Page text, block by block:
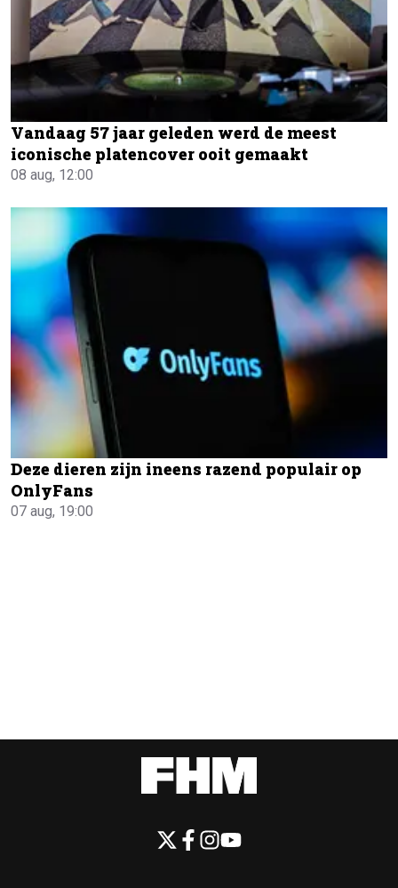
Vandaag 57 jaar geleden werd de meest
iconische platencover ooit gemaakt
08 aug, 12:00
Deze dieren zijn ineens razend populair op
OnlyFans
07 aug, 19:00